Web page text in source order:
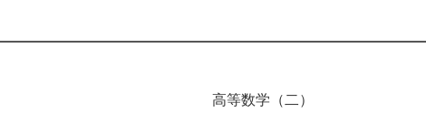
高等数学（二）